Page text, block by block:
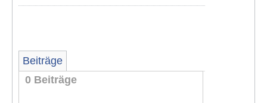
Beiträge
0 Beiträge